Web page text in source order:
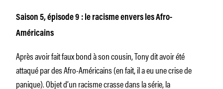
Saison 5, épisode 9 : le racisme envers les Afro-
Américains
Après avoir fait faux bond à son cousin, Tony dit avoir été
attaqué par des Afro-Américains (en fait, il a eu une crise de
panique). Objet d’un racisme crasse dans la série, la